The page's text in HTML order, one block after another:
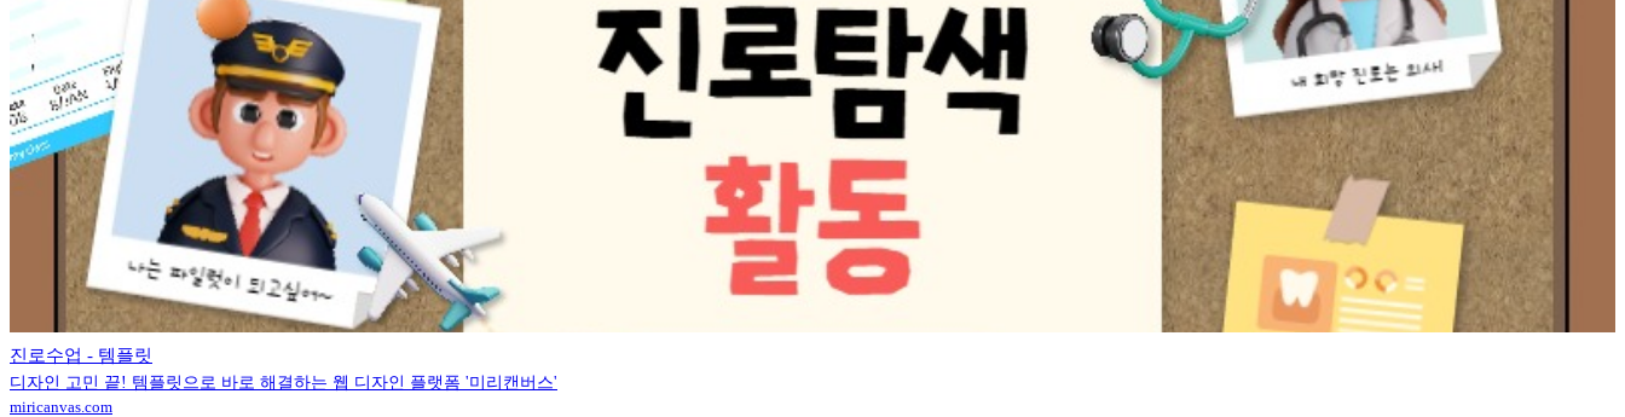
진로수업 - 템플릿
디자인 고민 끝! 템플릿으로 바로 해결하는 웹 디자인 플랫폼 '미리캔버스'
miricanvas.com